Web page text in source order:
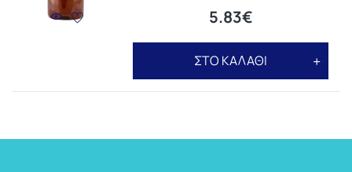
5.83€
ΣΤΟ ΚΑΛΑΘΙ